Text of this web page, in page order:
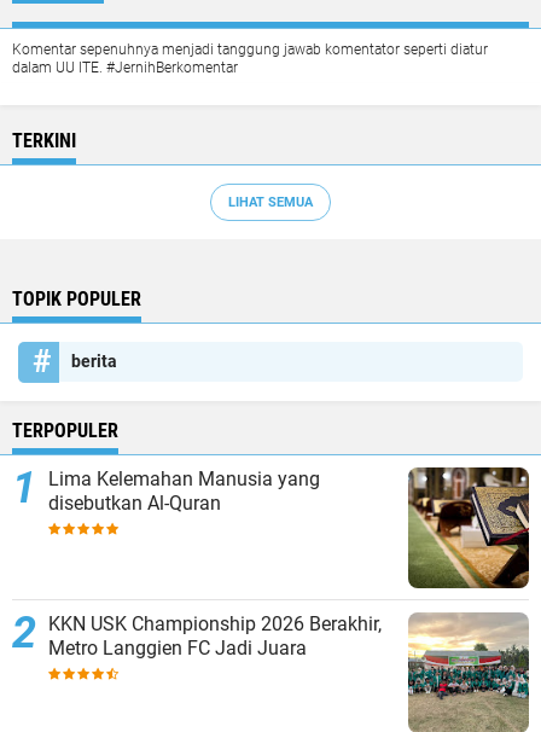
Komentar sepenuhnya menjadi tanggung jawab komentator seperti diatur
dalam UU ITE. #JernihBerkomentar
TERKINI
LIHAT SEMUA
TOPIK POPULER
berita
TERPOPULER
Lima Kelemahan Manusia yang
disebutkan Al-Quran
KKN USK Championship 2026 Berakhir,
Metro Langgien FC Jadi Juara